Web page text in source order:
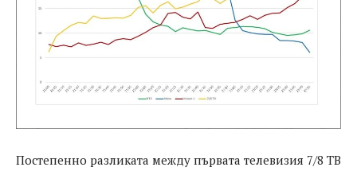
Постепенно разликата между първата телевизия 7/8 ТВ